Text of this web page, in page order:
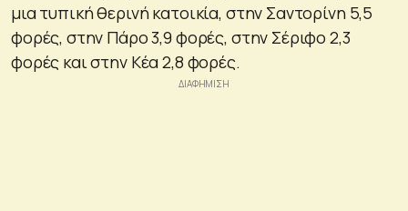
μια τυπική θερινή κατοικία, στην Σαντορίνη 5,5
φορές, στην Πάρο 3,9 φορές, στην Σέριφο 2,3
φορές και στην Κέα 2,8 φορές.